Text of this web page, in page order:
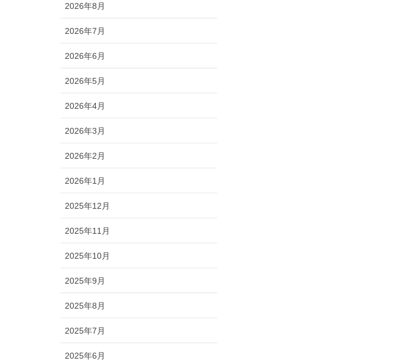
2026年8月
2026年7月
2026年6月
2026年5月
2026年4月
2026年3月
2026年2月
2026年1月
2025年12月
2025年11月
2025年10月
2025年9月
2025年8月
2025年7月
2025年6月